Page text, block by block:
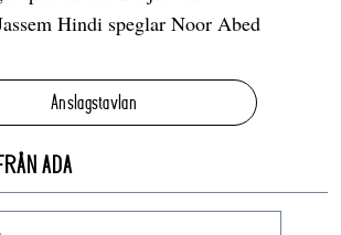
Hindi speglar Noor Abed
Anslagstavlan
ADA